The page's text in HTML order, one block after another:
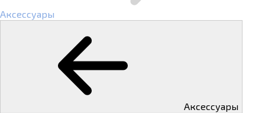
Аксессуары
Аксессуары